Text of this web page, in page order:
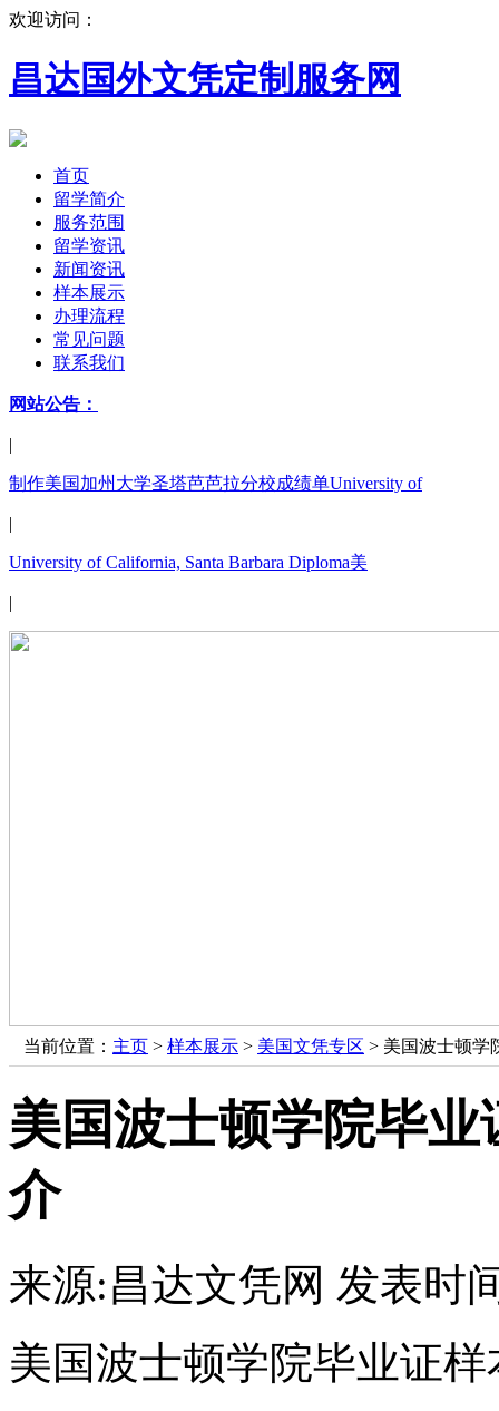
欢迎访问：
昌达国外文凭定制服务网
首页
留学简介
服务范围
留学资讯
新闻资讯
样本展示
办理流程
常见问题
联系我们
网站公告：
|
制作美国加州大学圣塔芭芭拉分校成绩单University of
|
University of California, Santa Barbara Diploma美
|
当前位置： 主页 > 样本展示 > 美国文凭专区 > 美国波士顿学
美国波士顿学院毕
介
来源:昌达文凭网 发表时
美国波士顿学院毕业证